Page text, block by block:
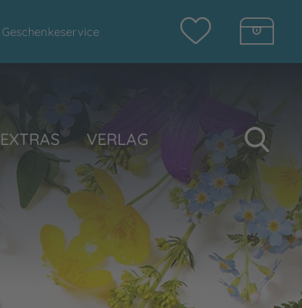
Geschenkeservice
EXTRAS VERLAG